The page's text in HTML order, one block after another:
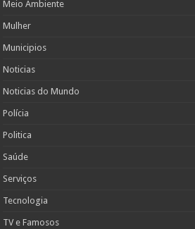
Meio Ambiente
Mulher
Municipios
Noticias
Noticias do Mundo
Polícia
Politica
Saúde
Serviços
Tecnologia
TV e Famosos